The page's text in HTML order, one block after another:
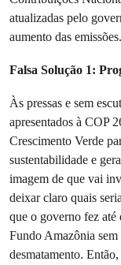
atualizadas pelo
aumento das emissões.
Falsa Solução 1:
Às pressas e sem
apresentados à COP
Crescimento Verde
sustentabilidade e
imagem de que vai
deixar claro quais
que o governo fez até
Fundo Amazônia sem
desmatamento.